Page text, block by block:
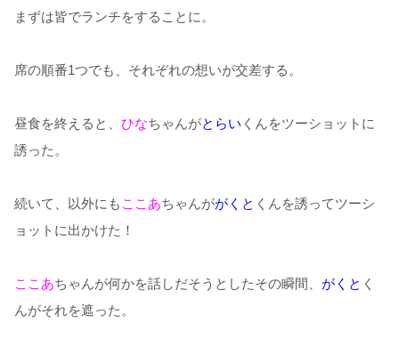
まずは皆でランチをすることに。
席の順番1つでも、それぞれの想いが交差する。
昼食を終えると、 ひなちゃんがとらい くんをツーショットに
誘った。
続いて、以外にも ここあちゃんががくと くんを誘ってツーシ
ョットに出かけた！
ここあちゃんが何かを話しだそうとしたその瞬間、 がくと く
んがそれを遮った。